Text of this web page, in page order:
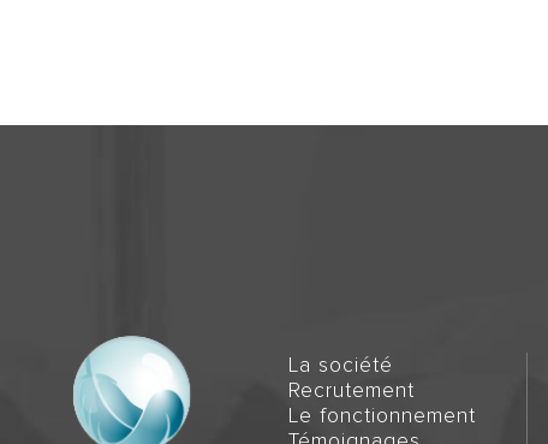
La société
Recrutement
Le fonctionnement